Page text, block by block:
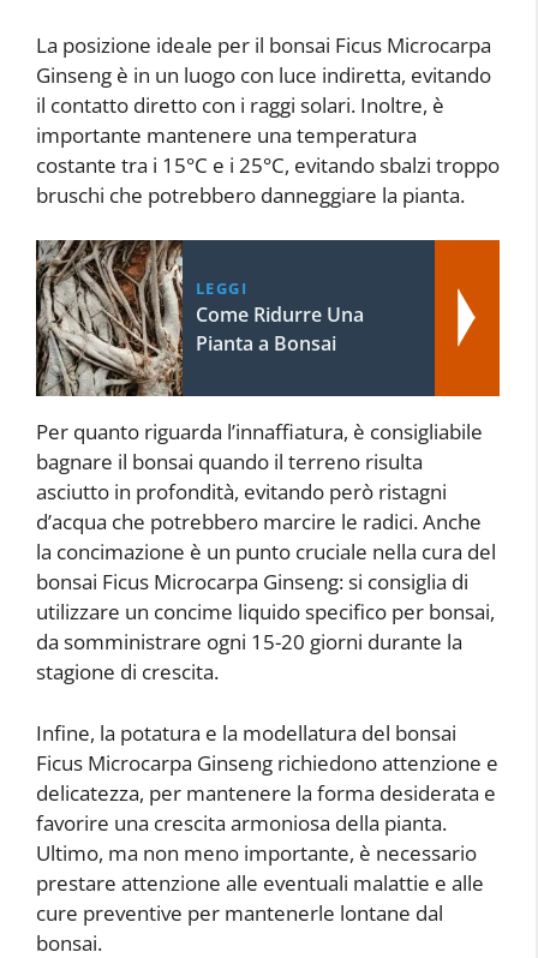
La posizione ideale per il bonsai Ficus Microcarpa
Ginseng è in un luogo con luce indiretta, evitando
il contatto diretto con i raggi solari. Inoltre, è
importante mantenere una temperatura
costante tra i 15°C e i 25°C, evitando sbalzi troppo
bruschi che potrebbero danneggiare la pianta.
LEGGI
Come Ridurre Una
Pianta a Bonsai
Per quanto riguarda l’innaffiatura, è consigliabile
bagnare il bonsai quando il terreno risulta
asciutto in profondità, evitando però ristagni
d’acqua che potrebbero marcire le radici. Anche
la concimazione è un punto cruciale nella cura del
bonsai Ficus Microcarpa Ginseng: si consiglia di
utilizzare un concime liquido specifico per bonsai,
da somministrare ogni 15-20 giorni durante la
stagione di crescita.
Infine, la potatura e la modellatura del bonsai
Ficus Microcarpa Ginseng richiedono attenzione e
delicatezza, per mantenere la forma desiderata e
favorire una crescita armoniosa della pianta.
Ultimo, ma non meno importante, è necessario
prestare attenzione alle eventuali malattie e alle
cure preventive per mantenerle lontane dal
bonsai.